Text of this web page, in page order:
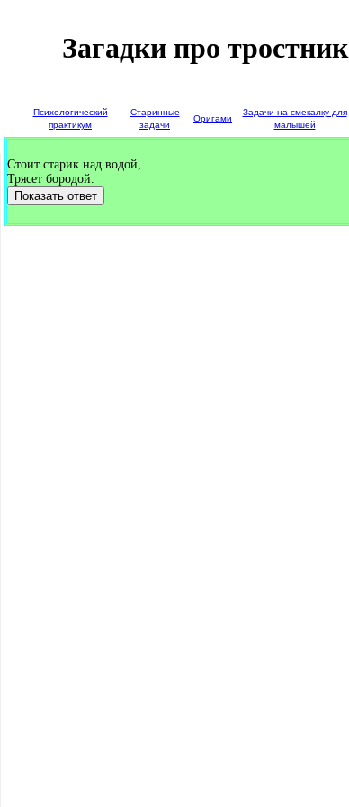
Загадки про тростник
Психологический
практикум
Старинные
задачи
Оригами
Задачи на смекалку для
малышей
Стоит старик над водой,
Трясет бородой.
Показать ответ